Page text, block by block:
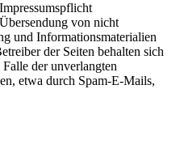
von nicht
und Informationsmaterialien
der Seiten behalten sich
der unverlangten
etwa durch Spam-E-Mails,